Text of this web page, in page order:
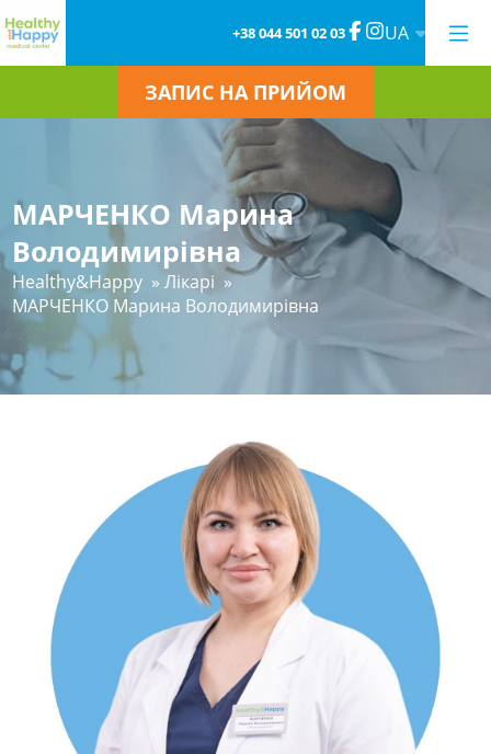
+38 044 501 02 03 UA
ЗАПИС НА ПРИЙОМ
МАРЧЕНКО Марина
Володимирівна
Healthy&Happy » Лікарі »
МАРЧЕНКО Марина Володимирівна